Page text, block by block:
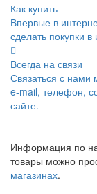
Как купить
Впервые в
сделать покупки
Всегда на связи
Связаться с
e-mail, телефон,
сайте.
Информация по
товары можно
магазинах.